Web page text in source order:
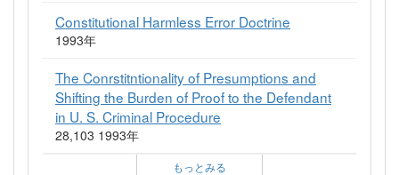
Constitutional Harmless Error Doctrine
1993年
The Conrstitntionality of Presumptions and
Shifting the Burden of Proof to the Defendant
in U. S. Criminal Procedure
28,103 1993年
もっとみる